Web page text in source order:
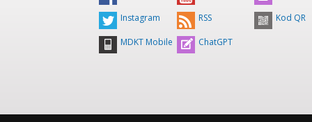
3pm
4pm
6pm
Instagram RSS Kod QR
MDKT Mobile ChatGPT